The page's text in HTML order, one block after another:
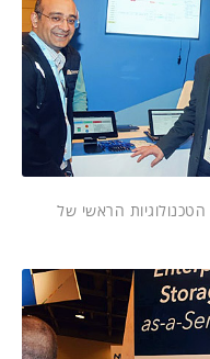
הטכנולוגיות הראשי של